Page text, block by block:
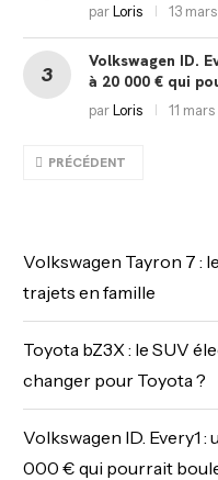
parLoris 13
Volkswagen ID.
à 20 000 € qui
parLoris 11
PRÉCÉDENT
Volkswagen Tayron 7 :
trajets en famille
Toyota bZ3X : le SUV
changer pour Toyota ?
Volkswagen ID. Every1
000 € qui pourrait